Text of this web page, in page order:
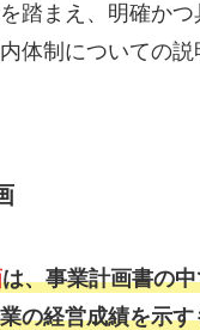
踏まえ、明確か
体制についての説
は、事業計画書の
の経営成績を示